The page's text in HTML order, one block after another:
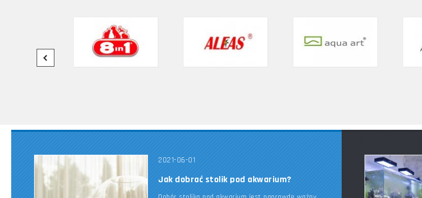
2021-06-01
Jak dobrać stolik pod akwarium?